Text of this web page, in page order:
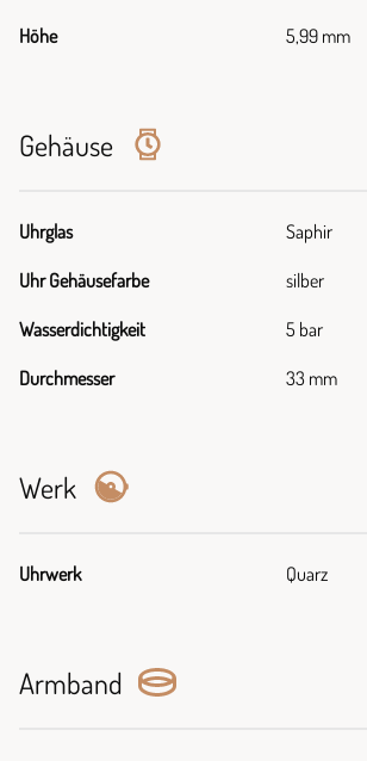
Höhe 5,99 mm
Gehäuse
Uhrglas Saphir
Uhr Gehäusefarbe silber
Wasserdichtigkeit 5 bar
Durchmesser 33 mm
Werk
Uhrwerk Quarz
Armband